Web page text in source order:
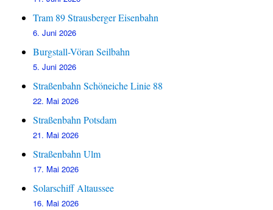
Tram 89 Strausberger Eisenbahn
6. Juni 2026
Burgstall-Vöran Seilbahn
5. Juni 2026
Straßenbahn Schöneiche Linie 88
22. Mai 2026
Straßenbahn Potsdam
21. Mai 2026
Straßenbahn Ulm
17. Mai 2026
Solarschiff Altaussee
16. Mai 2026